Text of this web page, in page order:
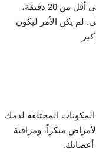
“جاءت الممرضة إلى منزلي، وجمعت العينات في أقل من 20 دقيقة،
لم يكن الأمر ليكون
المختلفة لدمك
مبكراً، ومراقبة
أعضائك.